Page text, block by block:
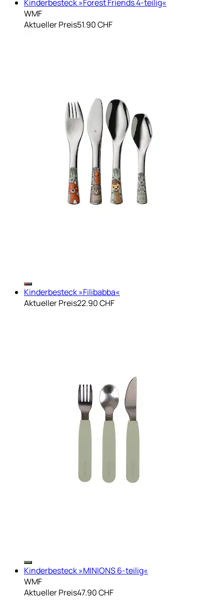
Kinderbesteck »Forest Friends 4-teilig«
WMF
Aktueller Preis51.90 CHF
Kinderbesteck »Filibabba«
Aktueller Preis22.90 CHF
Kinderbesteck »MINIONS 6-teilig«
WMF
Aktueller Preis47.90 CHF